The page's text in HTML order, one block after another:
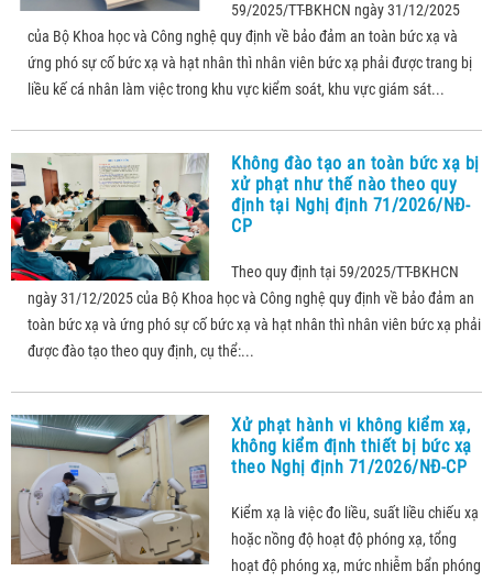
59/2025/TT-BKHCN ngày 31/12/2025
của Bộ Khoa học và Công nghệ quy định về bảo đảm an toàn bức xạ và
ứng phó sự cố bức xạ và hạt nhân thì nhân viên bức xạ phải được trang bị
liều kế cá nhân làm việc trong khu vực kiểm soát, khu vực giám sát...
Không đào tạo an toàn bức xạ bị
xử phạt như thế nào theo quy
định tại Nghị định 71/2026/NĐ-
CP
Theo quy định tại 59/2025/TT-BKHCN
ngày 31/12/2025 của Bộ Khoa học và Công nghệ quy định về bảo đảm an
toàn bức xạ và ứng phó sự cố bức xạ và hạt nhân thì nhân viên bức xạ phải
được đào tạo theo quy định, cụ thể:...
Xử phạt hành vi không kiểm xạ,
không kiểm định thiết bị bức xạ
theo Nghị định 71/2026/NĐ-CP
Kiểm xạ là việc đo liều, suất liều chiếu xạ
hoặc nồng độ hoạt độ phóng xạ, tổng
hoạt độ phóng xạ, mức nhiễm bẩn phóng